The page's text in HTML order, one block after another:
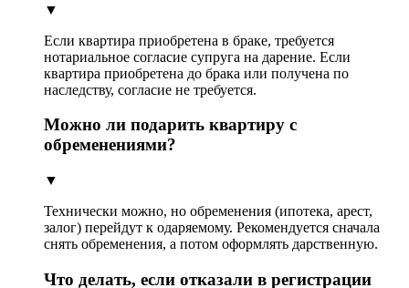
▼
Если квартира приобретена в браке, требуется
нотариальное согласие супруга на дарение. Если
квартира приобретена до брака или получена по
наследству, согласие не требуется.
Можно ли подарить квартиру с
обременениями?
▼
Технически можно, но обременения (ипотека, арест,
залог) перейдут к одаряемому. Рекомендуется сначала
снять обременения, а потом оформлять дарственную.
Что делать, если отказали в регистрации